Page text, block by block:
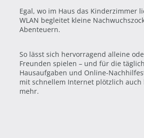
Egal, wo im Haus das Kinderzimmer
WLAN begleitet kleine
Abenteuern.
So lässt sich hervorragend alleine
Freunden spielen – und für die
Hausaufgaben und Online-
mit schnellem Internet plötzlich auch
mehr.